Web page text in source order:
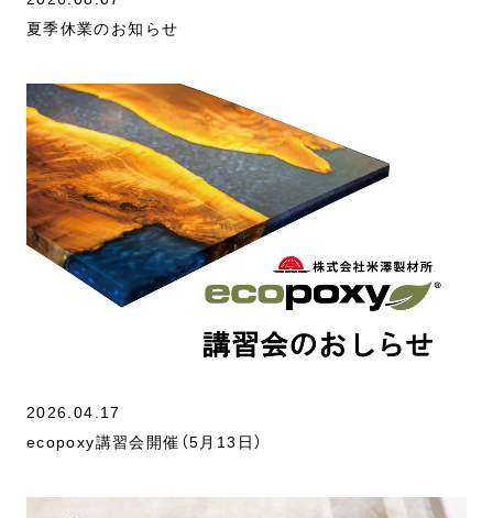
夏季休業のお知らせ
2026.04.17
ecopoxy講習会開催（5月13日）